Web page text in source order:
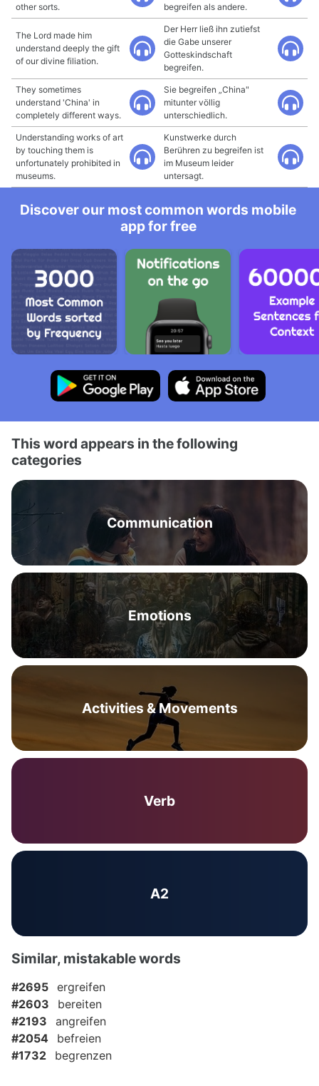
other sorts.
begreifen als andere.
The Lord made him
understand deeply the gift
of our divine filiation.
Der Herr ließ ihn zutiefst
die Gabe unserer
Gotteskindschaft
begreifen.
They sometimes
understand 'China' in
completely different ways.
Sie begreifen „China"
mitunter völlig
unterschiedlich.
Understanding works of art
by touching them is
unfortunately prohibited in
museums.
Kunstwerke durch
Berühren zu begreifen ist
im Museum leider
untersagt.
Discover our most common words mobile
app for free
This word appears in the following
categories
Communication
Emotions
Activities & Movements
Verb
A2
Similar, mistakable words
#2695 ergreifen
#2603
bereiten
#2193
angreifen
#2054
befreien
#1732
begrenzen